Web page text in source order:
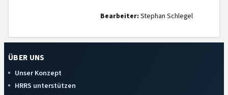
Bearbeiter: Stephan Schlegel
ÜBER UNS
Unser Konzept
HRRS unterstützen